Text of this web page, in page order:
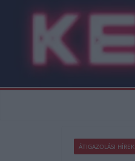
ÁTIGAZOLÁSI HÍREK